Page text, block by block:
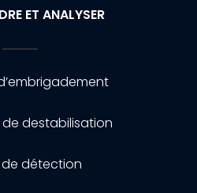
ET ANALYSER
destabilisation
de détection